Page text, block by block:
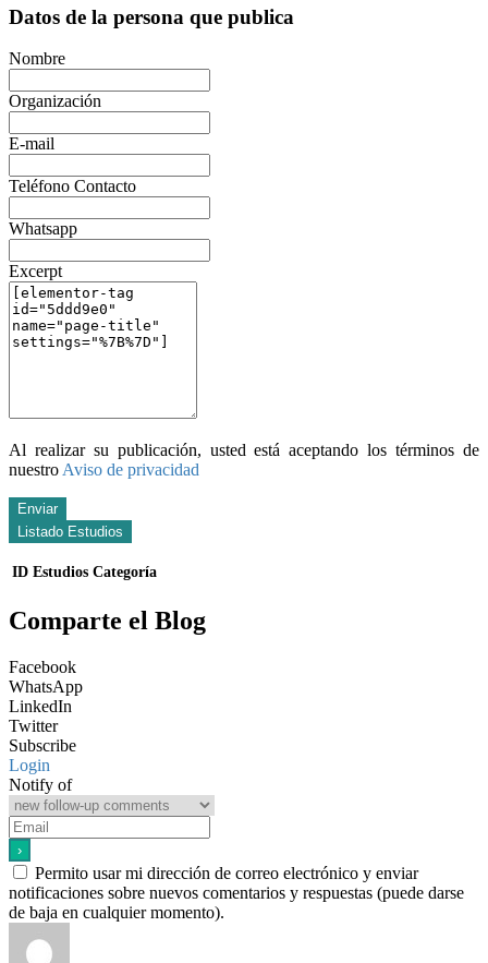
Datos de la persona que publica
Nombre
Organización
E-mail
Teléfono Contacto
Whatsapp
Excerpt
Al realizar su publicación, usted está aceptando los términos de
nuestro Aviso de privacidad
Enviar
Listado Estudios
ID Estudios Categoría
Comparte el Blog
Facebook
WhatsApp
LinkedIn
Twitter
Subscribe
Login
Notify of
Permito usar mi dirección de correo electrónico y enviar
notificaciones sobre nuevos comentarios y respuestas (puede darse
de baja en cualquier momento).